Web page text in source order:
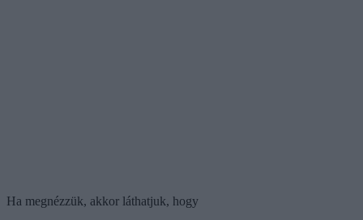
Ha megnézzük, akkor láthatjuk, hogy